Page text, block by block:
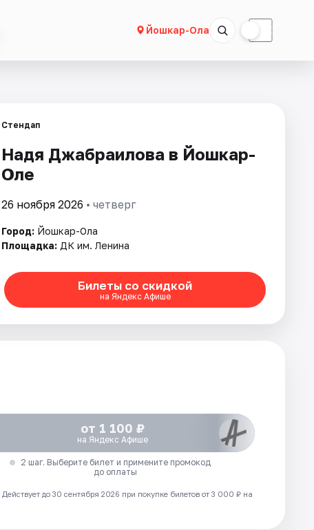
Йошкар-Ола ☾
Стендап
Надя Джабраилова в Йошкар-
Оле
26 ноября 2026 • четверг
Город: Йошкар-Ола
Площадка: ДК им. Ленина
Билеты со скидкой
на Яндекс Афише
от 1 100 ₽
на Яндекс Афише
2 шаг. Выберите билет и примените промокод
до оплаты
Действует до 30 сентября 2026 при покупке билетов от 3 000 ₽ на